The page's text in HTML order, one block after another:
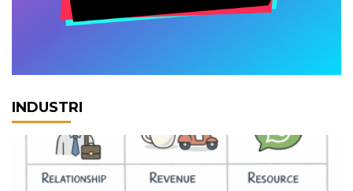
INDUSTRI